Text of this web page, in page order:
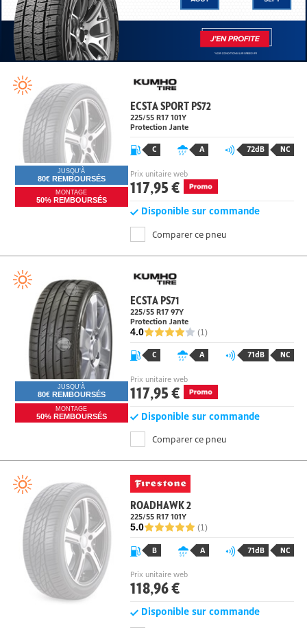
JUSQU'À
80€ REMBOURSÉS
MONTAGE
ECSTA SPORT PS72
225/55 R17101Y
C A 72dB NC
Prix unitaire web
117,95 €
Disponible sur commande
Comparer ce pneu
JUSQU'À
80€ REMBOURSÉS
MONTAGE
ECSTA PS71
225/55 R17 97Y
Protection Jante
C A 71dB NC
Prix unitaire web
117,95 €
Disponible sur commande
ROADHAWK 2
225/55 R17101Y
B A 71dB NC
Prix unitaire web
118,96 €
Disponible sur commande